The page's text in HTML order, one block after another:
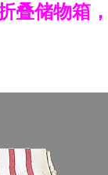
叠储物箱